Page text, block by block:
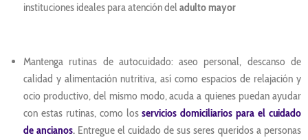
instituciones ideales para atención deladulto mayor
Mantenga rutinas de autocuidado: aseo personal, descanso de
calidad y alimentación nutritiva, así como espacios de relajación y
ocio productivo, del mismo modo, acuda a quienes puedan ayudar
con estas rutinas, como losservicios domiciliarios para el cuidado
de ancianos. Entregue el cuidado de sus seres queridos a personas